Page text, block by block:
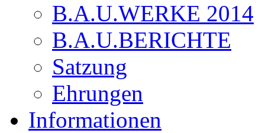
B.A.U.WERKE 2014
B.A.U.BERICHTE
Satzung
Ehrungen
Informationen